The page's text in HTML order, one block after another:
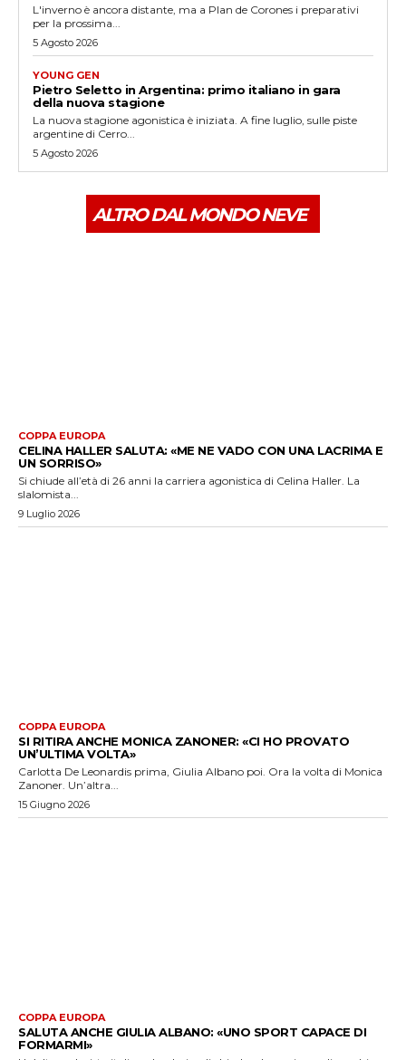
L'inverno è ancora distante, ma a Plan de Corones i preparativi
per la prossima...
5 Agosto 2026
YOUNG GEN
Pietro Seletto in Argentina: primo italiano in gara
della nuova stagione
La nuova stagione agonistica è iniziata. A fine luglio, sulle piste
argentine di Cerro...
5 Agosto 2026
ALTRO DAL MONDO NEVE
COPPA EUROPA
CELINA HALLER SALUTA: «ME NE VADO CON UNA LACRIMA E
UN SORRISO»
Si chiude all’età di 26 anni la carriera agonistica di Celina Haller. La
slalomista...
9 Luglio 2026
COPPA EUROPA
SI RITIRA ANCHE MONICA ZANONER: «CI HO PROVATO
UN’ULTIMA VOLTA»
Carlotta De Leonardis prima, Giulia Albano poi. Ora la volta di Monica
Zanoner. Un’altra...
15 Giugno 2026
COPPA EUROPA
SALUTA ANCHE GIULIA ALBANO: «UNO SPORT CAPACE DI
FORMARMI»